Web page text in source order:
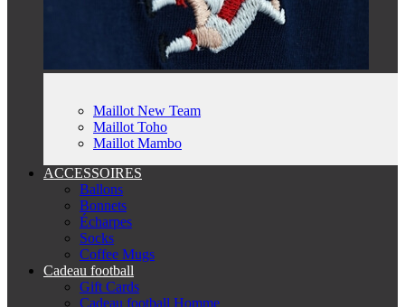
Maillot New Team
Maillot Toho
Maillot Mambo
ACCESSOIRES
Ballons
Bonnets
Écharpes
Socks
Coffee Mugs
Cadeau football
Gift Cards
Cadeau football Homme